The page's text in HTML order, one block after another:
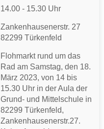
14.00 - 15.30 Uhr
Zankenhausenerstr. 27
82299 Türkenfeld
Flohmarkt rund um das
Rad am Samstag, den 18.
März 2023, von 14 bis
15.30 Uhr in der Aula der
Grund- und Mittelschule in
82299 Türkenfeld,
Zankenhausenerstr.27.